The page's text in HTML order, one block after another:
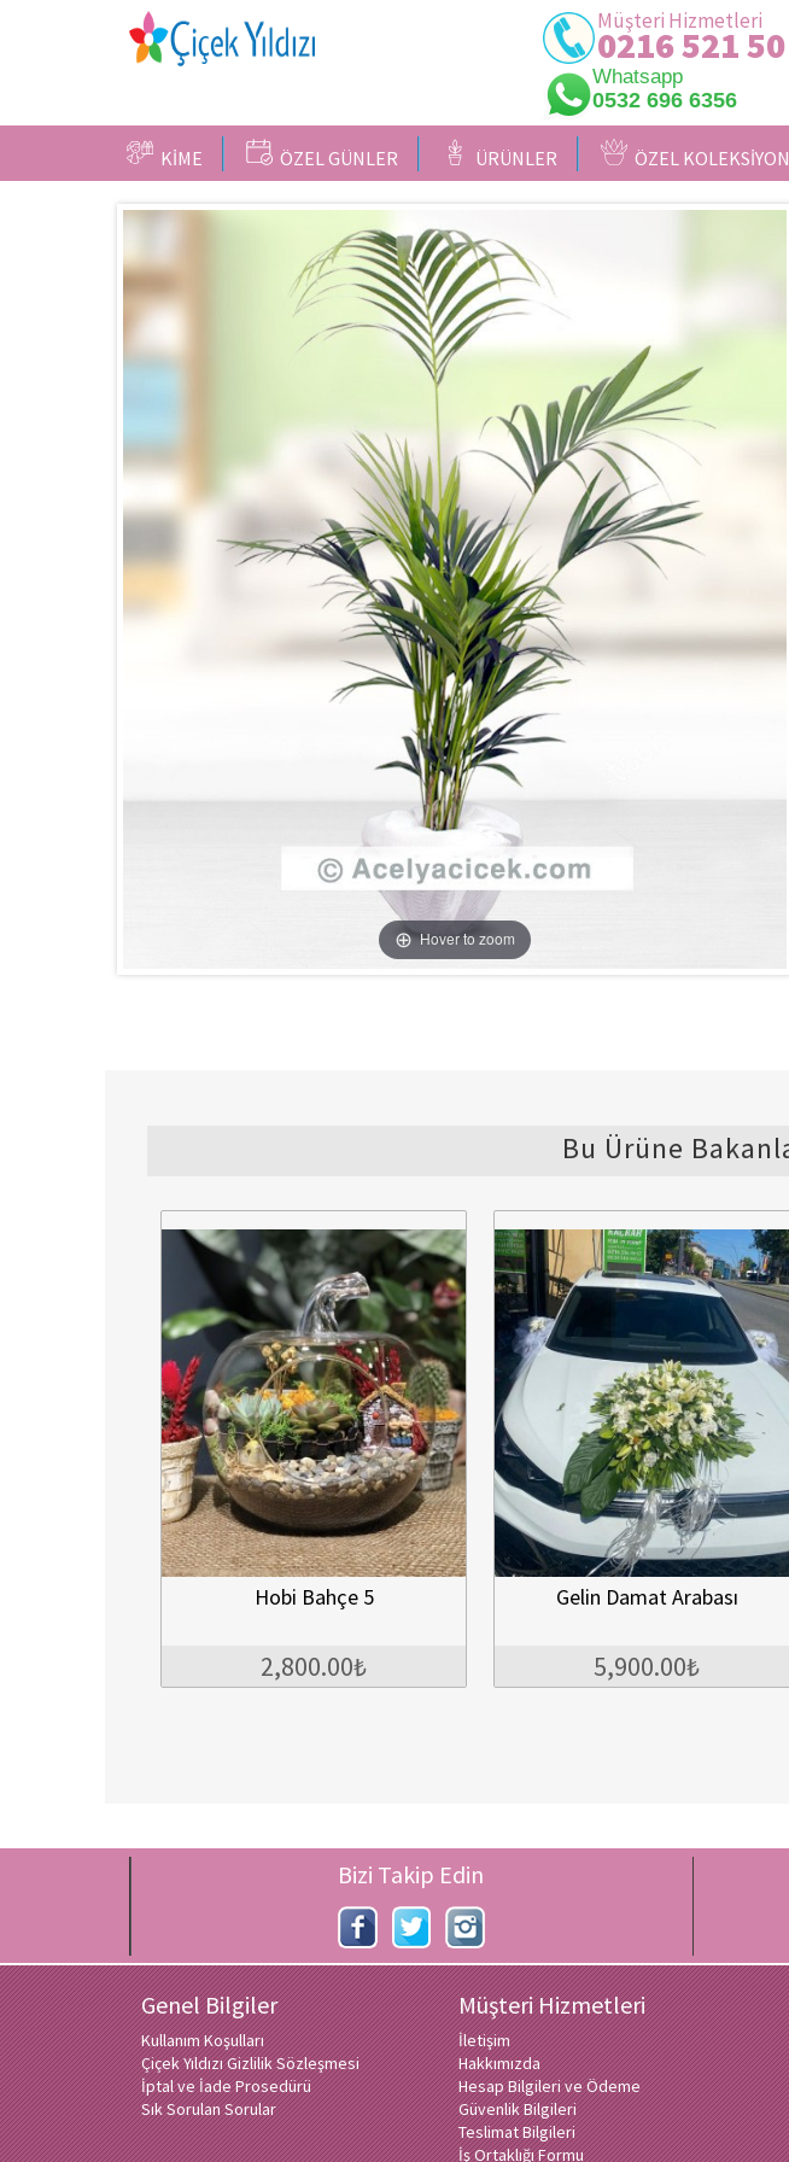
Müşteri Hizmetleri
0216 521
Whatsapp
0532 696 6356
KİME ÖZEL GÜNLER ÜRÜNLER ÖZEL KOLEKSİYON
Hover to zoom
Bu Ürüne
Gelin Damat Arabası Beyaz
Bizi Takip Edin
Genel Bilgiler
Kullanım Koşulları
Çiçek Yıldızı Gizlilik Sözleşmesi
İptal ve İade Prosedürü
Sık Sorulan Sorular
Müşteri Hizmetleri
İletişim
Hakkımızda
Hesap Bilgileri ve Ödeme
Güvenlik Bilgileri
Teslimat Bilgileri
İş Ortaklığı Formu